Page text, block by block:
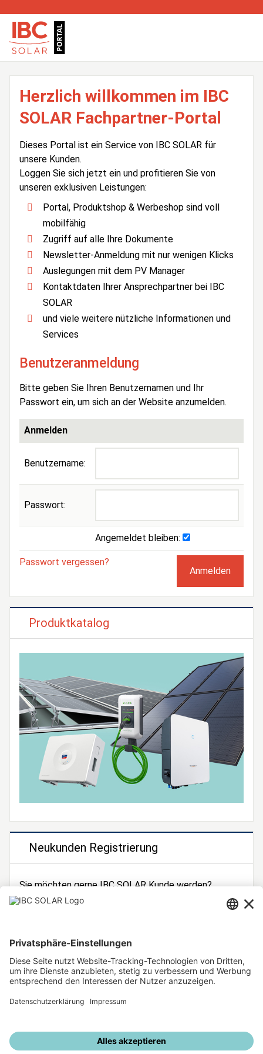
Herzlich willkommen im IBC
SOLAR Fachpartner-Portal
Dieses Portal ist ein Service von IBC SOLAR für
unsere Kunden.
Loggen Sie sich jetzt ein und profitieren Sie von
unseren exklusiven Leistungen:
Portal, Produktshop & Werbeshop sind voll
mobilfähig
Zugriff auf alle Ihre Dokumente
Newsletter-Anmeldung mit nur wenigen Klicks
Auslegungen mit dem PV Manager
Kontaktdaten Ihrer Ansprechpartner bei IBC
SOLAR
und viele weitere nützliche Informationen und
Services
Benutzeranmeldung
Bitte geben Sie Ihren Benutzernamen und Ihr
Passwort ein, um sich an der Website anzumelden.
Anmelden
Benutzername:
Passwort:
Angemeldet bleiben:
Passwort vergessen?
Produktkatalog
Neukunden Registrierung
Sie möchten gerne IBC SOLAR Kunde werden?
Dann registrieren Sie sich jetzt!
Unsere weiteren Angebote
IBC SOLAR Webseite